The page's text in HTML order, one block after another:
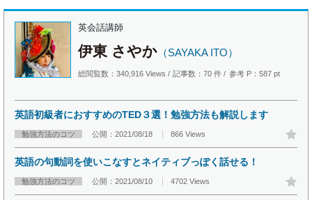
英会話講師
伊東 さやか （SAYAKA ITO）
総閲覧数：340,916 Views 記事数：70 件 参考 P：587 pt
英語初級者におすすめのTED３選！勉強方法も解説します
勉強方法のコツ 公開：2021/08/18 866 Views
英語の句動詞を使いこなすとネイティブっぽく話せる！
勉強方法のコツ 公開：2021/08/10 4702 Views